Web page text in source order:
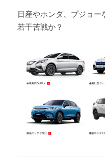
日産やホンダ、プジョー
若干苦戦か？